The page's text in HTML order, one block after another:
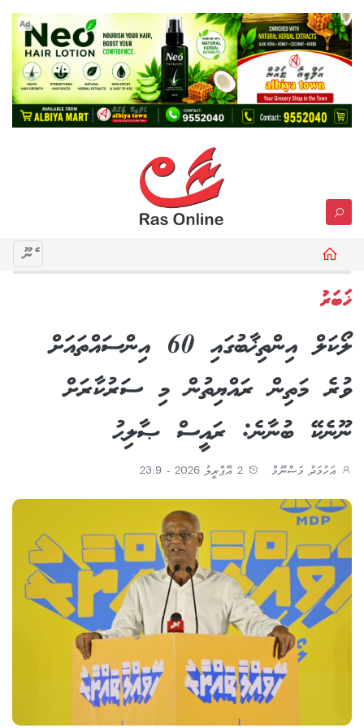
Ad
މެނޫ
ޚަބަރު
ލޯކަލް އިންތިޚާބުގައި 60 އިންސައްތައަށް
ވުރެ މަތިން ރައްޔިތުން މި ސަރުކާރަށް
ނޫނެކޭ ބުނާނެ: ރައީސް ޞާލިޙު
އަހުމަދު މަސްނޫމް